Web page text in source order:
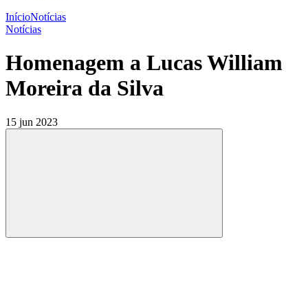
InícioNotícias
Notícias
Homenagem a Lucas William
Moreira da Silva
15 jun 2023
Compartilhar